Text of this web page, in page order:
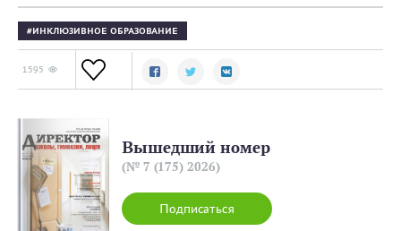
ИНКЛЮЗИВНОЕ ОБРАЗОВАНИЕ
1595
Подписаться
Вышедший номер
(№ 7 (175) 2026)